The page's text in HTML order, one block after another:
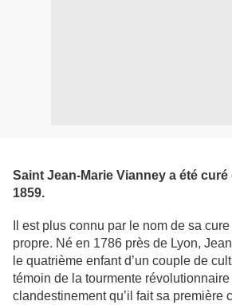
Saint Jean-Marie Vianney a été curé
1859.
Il est plus connu par le nom de sa
propre. Né en 1786 près de Lyon,
le quatrième enfant d’un couple de
témoin de la tourmente révolutionnaire
clandestinement qu’il fait sa première